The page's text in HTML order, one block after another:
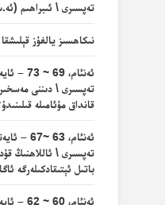
تەپسىرى \ ئىبراھىم
نىكاھسىز يالغۇز
ئەنئام،
تەپسىرى \ دىننى
قانداق مۇئامىلە
ئەنئام،
تەپسىرى \ ئاللاھنىڭ
باتىل ئېتىقادكىلەرگە
ئەنئام،